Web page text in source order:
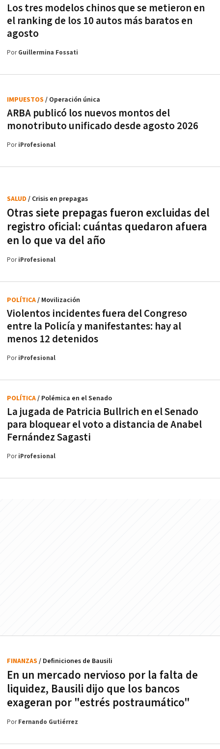
Los tres modelos chinos que se metieron en
el ranking de los 10 autos más baratos en
agosto
PorGuillermina Fossati
ARBA publicó los nuevos montos del
monotributo unificado desde agosto 2026
IMPUESTOS / Operación única
PoriProfesional
Otras siete prepagas fueron excluidas del
registro oficial: cuántas quedaron afuera
en lo que va del año
SALUD / Crisis en prepagas
PoriProfesional
Violentos incidentes fuera del Congreso
entre la Policía y manifestantes: hay al
menos 12 detenidos
POLÍTICA/ Movilización
PoriProfesional
La jugada de Patricia Bullrich en el Senado
para bloquear el voto a distancia de Anabel
Fernández Sagasti
POLÍTICA/ Polémica en el Senado
PoriProfesional
En un mercado nervioso por la falta de
liquidez, Bausili dijo que los bancos
exageran por "estrés postraumático"
FINANZAS / Definiciones de Bausili
PorFernando Gutiérrez